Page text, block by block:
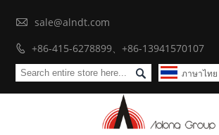
 sale@alndt.com
 +86-415-6278899、+86-13941570107
 ภาษาไทย